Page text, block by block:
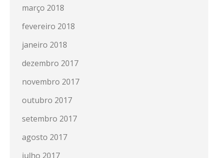
março 2018
fevereiro 2018
janeiro 2018
dezembro 2017
novembro 2017
outubro 2017
setembro 2017
agosto 2017
julho 2017